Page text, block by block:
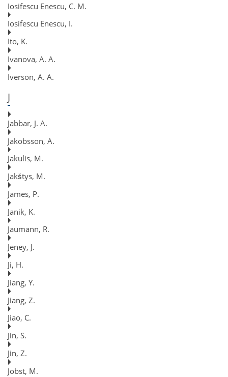
Iosifescu Enescu, C. M.
Iosifescu Enescu, I.
Ito, K.
Ivanova, A. A.
Iverson, A. A.
J
Jabbar, J. A.
Jakobsson, A.
Jakulis, M.
Jakštys, M.
James, P.
Janik, K.
Jaumann, R.
Jeney, J.
Ji, H.
Jiang, Y.
Jiang, Z.
Jiao, C.
Jin, S.
Jin, Z.
Jobst, M.